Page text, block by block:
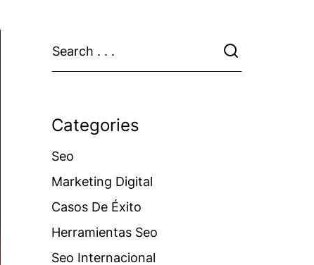
Categories
Seo
Marketing Digital
Casos De Éxito
Herramientas Seo
Seo Internacional